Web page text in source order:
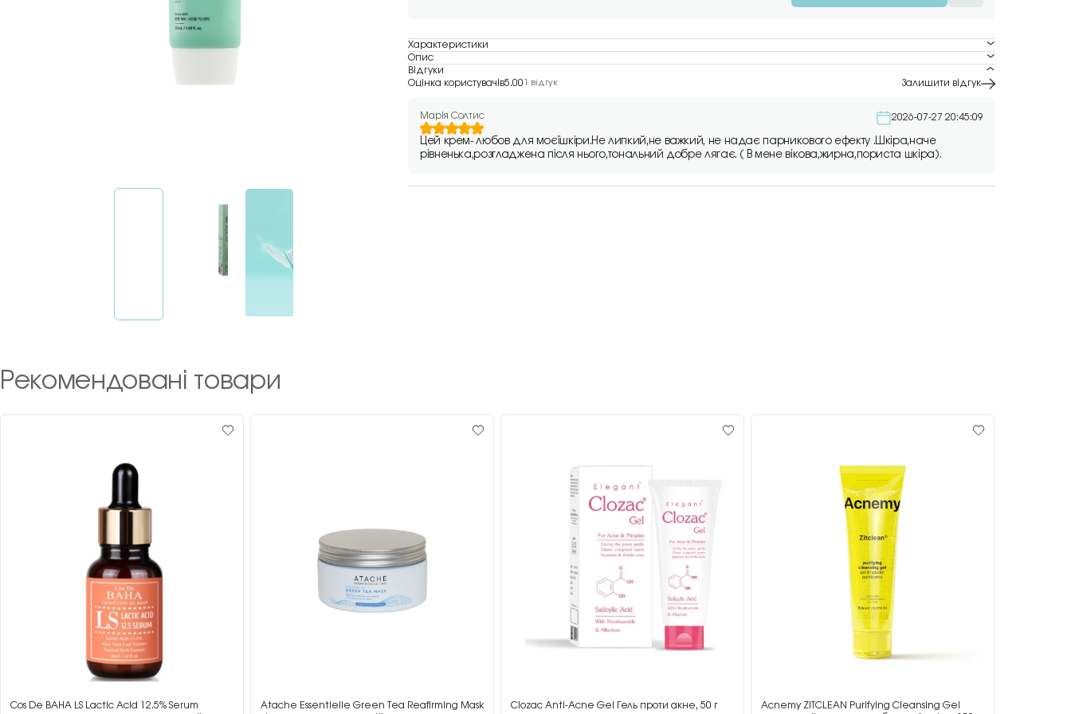
Характеристики
Опис
Відгуки
Оцінка користувачів5.00 1 відгук Залишити відгук
Марія Солтис 2026-07-27 20:45:09
Цей крем- любов для моєїшкіри.Не липкий,не важкий, не надає парникового ефекту .Шкіра,наче
рівненька,розгладжена після нього,тональний добре лягає. ( В мене вікова,жирна,пориста шкіра).
Рекомендовані товари
Cos De BAHA LS Lactic Acid 12.5% Serum
Atache Essentielle Green Tea Reafirming Mask
Clozac Anti-Acne Gel Гель проти акне, 50 г
Acnemy ZITCLEAN Purifying Cleansing Gel